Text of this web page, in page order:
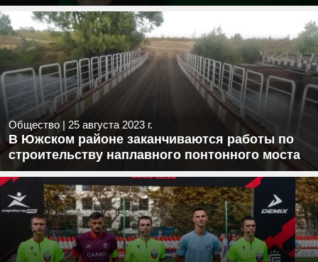
Общество | 25 августа 2023 г.
В Южском районе заканчиваются работы по
строительству наплавного понтонного моста